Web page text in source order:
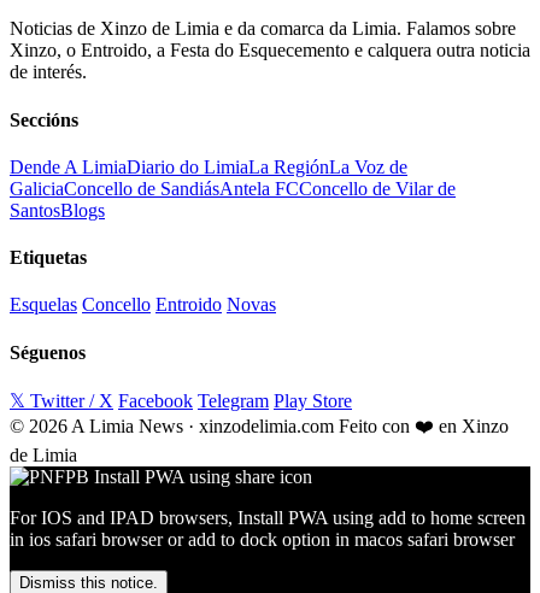
Noticias de Xinzo de Limia e da comarca da Limia. Falamos sobre
Xinzo, o Entroido, a Festa do Esquecemento e calquera outra noticia
de interés.
Seccións
Dende A LimiaDiario do LimiaLa RegiónLa Voz de
GaliciaConcello de SandiásAntela FCConcello de Vilar de
SantosBlogs
Etiquetas
Esquelas Concello Entroido Novas
Séguenos
𝕏 Twitter / X Facebook Telegram Play Store
© 2026 A Limia News · xinzodelimia.com Feito con ❤️ en Xinzo
de Limia
For IOS and IPAD browsers, Install PWA using add to home screen
in ios safari browser or add to dock option in macos safari browser
Dismiss this notice.